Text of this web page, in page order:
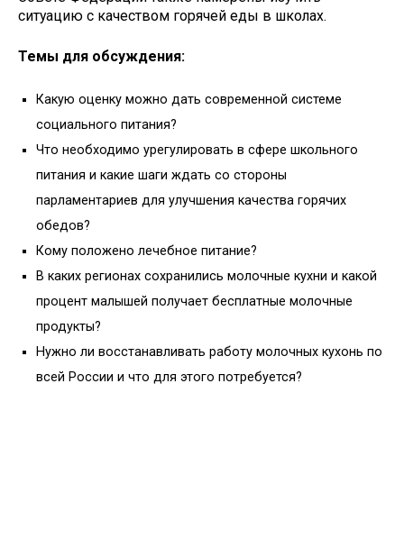
ситуацию с качеством горячей еды в школах.
Темы для обсуждения:
Какую оценку можно дать современной системе
социального питания?
Что необходимо урегулировать в сфере школьного
питания и какие шаги ждать со стороны
парламентариев для улучшения качества горячих
обедов?
Кому положено лечебное питание?
В каких регионах сохранились молочные кухни и какой
процент малышей получает бесплатные молочные
продукты?
Нужно ли восстанавливать работу молочных кухонь по
всей России и что для этого потребуется?